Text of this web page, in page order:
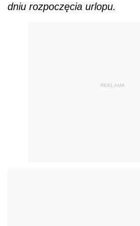
dniu rozpoczęcia urlopu.
REKLAMA